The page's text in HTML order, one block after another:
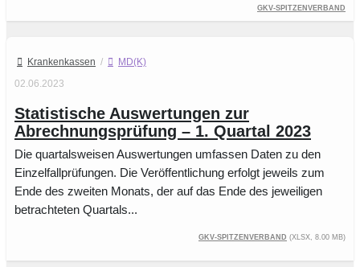
GKV-Spitzenverband
Krankenkassen /
MD(K)
02.06.2023
Statistische Auswertungen zur
Abrechnungsprüfung – 1. Quartal 2023
Die quartalsweisen Auswertungen umfassen Daten zu den
Einzelfallprüfungen. Die Veröffentlichung erfolgt jeweils zum
Ende des zweiten Monats, der auf das Ende des jeweiligen
betrachteten Quartals...
GKV-Spitzenverband (XLSX, 8.00 MB)